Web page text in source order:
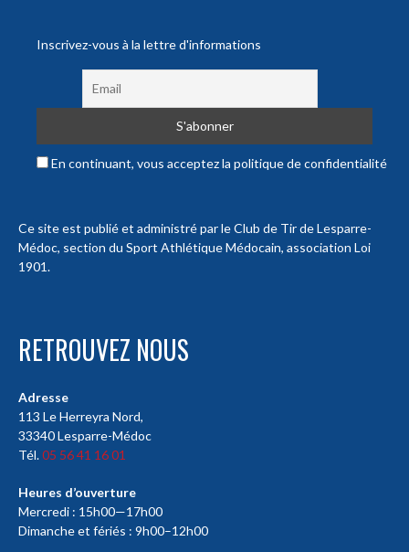
Inscrivez-vous à la lettre d'informations
En continuant, vous acceptez la politique de confidentialité
Ce site est publié et administré par le Club de Tir de Lesparre-
Médoc, section du Sport Athlétique Médocain, association Loi
1901.
RETROUVEZ NOUS
Adresse
113 Le Herreyra Nord,
33340 Lesparre-Médoc
Tél.05 56 41 16 01
Heures d’ouverture
Mercredi : 15h00—17h00
Dimanche et fériés : 9h00–12h00